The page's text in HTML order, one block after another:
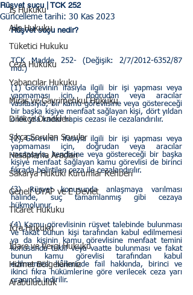
İş Hukuku
Aile Hukuku
Tüketici Hukuku
Ceza Hukuku
Yabancılar Hukuku
Miras ve Gayrimenkul Hukuku
Dilekçe Örnekleri
Sıkça Sorulan Sorular
Hesaplama Araçları
Sakarya Hukuki Kurumlar Rehberi
Genel/ UYAP ve E Devlet
Ticaret Hukuku
İcra Hukuku
İdare ve Vergi Hukuku
Hizmet Bölgelerimiz
Arabuluculuk
Rüşvet suçu | TCK 252
Güncelleme tarihi: 30 Kas 2023
Rüşvet suçu nedir?
TCK Madde 252- (Değişik: 2/7/2012-6352/87
md.)
(1) Görevinin ifasıyla ilgili bir işi yapması veya
yapmaması için, doğrudan veya aracılar
vasıtasıyla, bir kamu görevlisine veya göstereceği
bir başka kişiye menfaat sağlayan kişi, dört yıldan
oniki yıla kadar hapis cezası ile cezalandırılır.
(2) Görevinin ifasıyla ilgili bir işi yapması veya
yapmaması için, doğrudan veya aracılar
vasıtasıyla, kendisine veya göstereceği bir başka
kişiye menfaat sağlayan kamu görevlisi de birinci
fıkrada belirtilen ceza ile cezalandırılır.
(3) Rüşvet konusunda anlaşmaya varılması
halinde, suç tamamlanmış gibi cezaya
hükmolunur.
(4) Kamu görevlisinin rüşvet talebinde bulunması
ve fakat bunun kişi tarafından kabul edilmemesi
ya da kişinin kamu görevlisine menfaat temini
konusunda teklif veya vaatte bulunması ve fakat
bunun kamu görevlisi tarafından kabul
edilmemesi hâllerinde fail hakkında, birinci ve
ikinci fıkra hükümlerine göre verilecek ceza yarı
oranında indirilir.